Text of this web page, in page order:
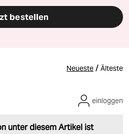
bestellen
Neueste / Älteste
unter diesem Artikel ist
einloggen